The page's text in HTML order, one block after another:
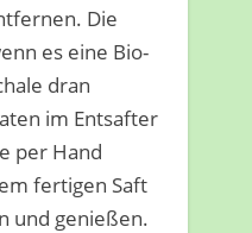
Die
es eine Bio-
dran
im Entsafter
per Hand
fertigen Saft
und genießen.